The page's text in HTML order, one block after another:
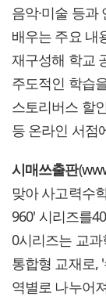
음악·미술 등
배우는 주요 내
재구성해 학교
주도적인 학습
스토리버스 할
등 온라인 서점
시매쓰출판(
맞아 사고력수
960' 시리즈를
0시리즈는 교
통합형 교재로,
역별로 나누어